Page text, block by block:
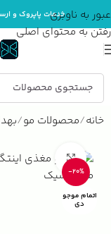
عبور به ناوبری
رفتن به محتوای اصلی
خدمات پاپروک و
خانه محصولات مو
-20%
اتمام موجو
دی
بزرگنمایی